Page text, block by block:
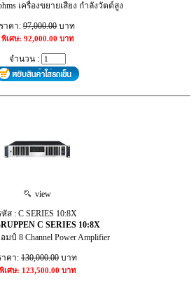
เครื่องขยายเสียง กำลังวัตต์สูง
ราคา: 97,000.00 บาท
พิเศษ: 92,000.00 บาท
จำนวน :
view
หัส : C SERIES 10:8X
C SERIES 10:8X
มป์ 8 Channel Power Amplifier
าคา: 130,000.00 บาท
พิเศษ: 123,500.00 บาท